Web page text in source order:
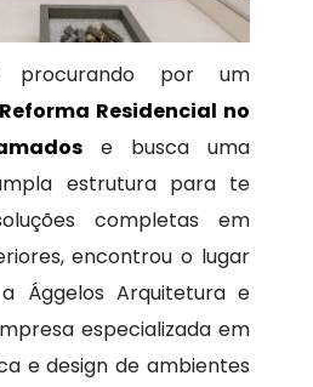
por um
Residencial no
e busca uma
estrutura para te
completas em
encontrou o lugar
Ággelos Arquitetura e
especializada em
e design de ambientes